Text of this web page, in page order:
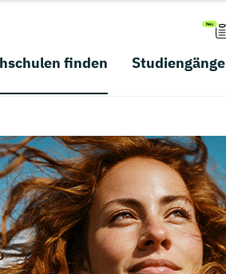
finden Studiengänge